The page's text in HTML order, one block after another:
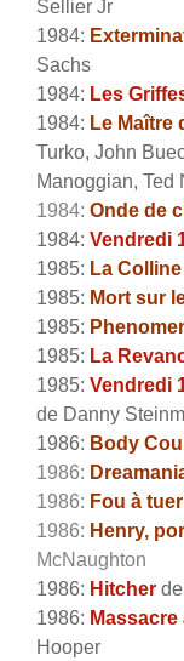
Sellier Jr
1984:
Sachs
1984: Les
1984: Le Maître
Turko, John
Manoggian, Ted
1984: Onde de
1984: Vendredi
1985: La
1985: Mort sur
1985:
1985: La
1985: Vendredi
de Danny
1986: Body
1986:
1986: Fou à tuer
1986: Henry,
McNaughton
1986: Hitcher
1986:
Hooper